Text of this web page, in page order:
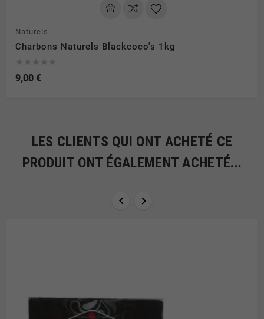
Naturels
Charbons Naturels Blackcoco's 1kg
9,00 €
LES CLIENTS QUI ONT ACHETÉ CE
PRODUIT ONT ÉGALEMENT ACHETÉ...
 